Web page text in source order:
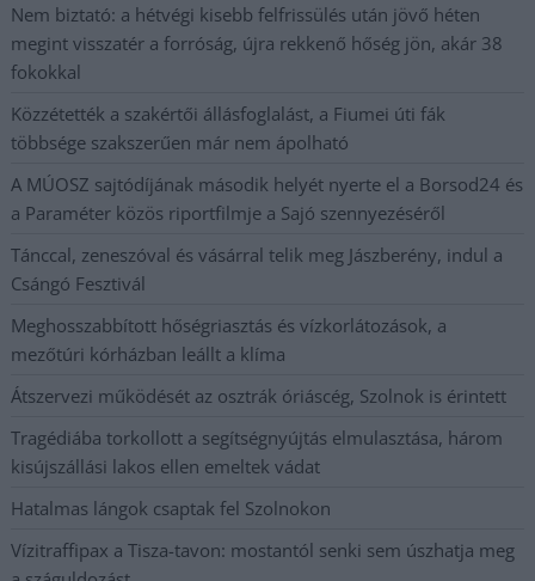
Nem biztató: a hétvégi kisebb felfrissülés után jövő héten
megint visszatér a forróság, újra rekkenő hőség jön, akár 38
fokokkal
Közzétették a szakértői állásfoglalást, a Fiumei úti fák
többsége szakszerűen már nem ápolható
A MÚOSZ sajtódíjának második helyét nyerte el a Borsod24 és
a Paraméter közös riportfilmje a Sajó szennyezéséről
Tánccal, zeneszóval és vásárral telik meg Jászberény, indul a
Csángó Fesztivál
Meghosszabbított hőségriasztás és vízkorlátozások, a
mezőtúri kórházban leállt a klíma
Átszervezi működését az osztrák óriáscég, Szolnok is érintett
Tragédiába torkollott a segítségnyújtás elmulasztása, három
kisújszállási lakos ellen emeltek vádat
Hatalmas lángok csaptak fel Szolnokon
Vízitraffipax a Tisza-tavon: mostantól senki sem úszhatja meg